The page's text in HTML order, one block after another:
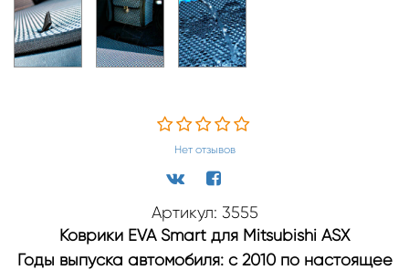
Нет отзывов
Артикул: 3555
Коврики EVA Smart для Mitsubishi ASX
Годы выпуска автомобиля: с 2010 по настоящее